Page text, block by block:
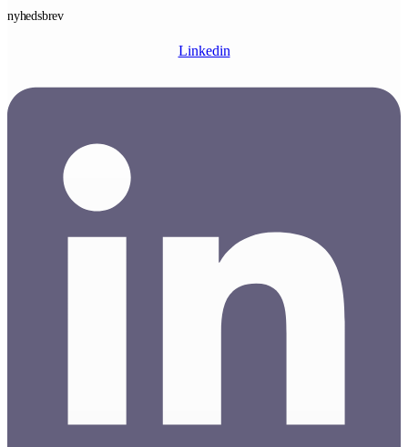
nyhedsbrev
Linkedin